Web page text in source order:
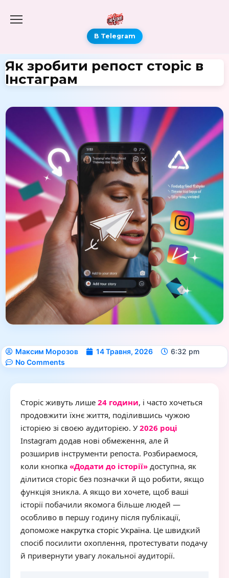
В Telegram
Як зробити репост сторіс в
Інстаграм
Максим Морозов 14 Травня, 2026
6:32 pm
No Comments
Сторіс живуть лише 24 години, і часто хочеться
продовжити їхнє життя, поділившись чужою
історією зі своєю аудиторією. У2026 році
Instagram додав нові обмеження, але й
розширив інструменти репоста. Розбираємося,
коли кнопка «Додати до історії» доступна, як
ділитися сторіс без позначки й що робити, якщо
функція зникла. А якщо ви хочете, щоб ваші
історії побачили якомога більше людей —
особливо в першу годину після публікації,
допоможе накрутка сторіс Україна. Це швидкий
спосіб посилити охоплення, протестувати подачу
й привернути увагу локальної аудиторії.